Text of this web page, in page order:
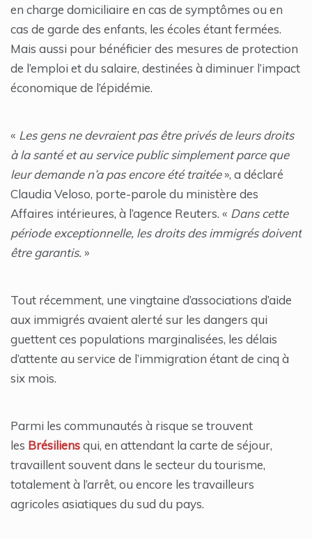
en charge domiciliaire en cas de symptômes ou en
cas de garde des enfants, les écoles étant fermées.
Mais aussi pour bénéficier des mesures de protection
de l’emploi et du salaire, destinées à diminuer l’impact
économique de l’épidémie.
« Les gens ne devraient pas être privés de leurs droits
à la santé et au service public simplement parce que
leur demande n’a pas encore été traitée», a déclaré
Claudia Veloso, porte-parole du ministère des
Affaires intérieures, à l’agence Reuters. « Dans cette
période exceptionnelle, les droits des immigrés doivent
être garantis.»
Tout récemment, une vingtaine d’associations d’aide
aux immigrés avaient alerté sur les dangers qui
guettent ces populations marginalisées, les délais
d’attente au service de l’immigration étant de cinq à
six mois.
Parmi les communautés à risque se trouvent
les Brésiliensqui, en attendant la carte de séjour,
travaillent souvent dans le secteur du tourisme,
totalement à l’arrêt, ou encore les travailleurs
agricoles asiatiques du sud du pays.